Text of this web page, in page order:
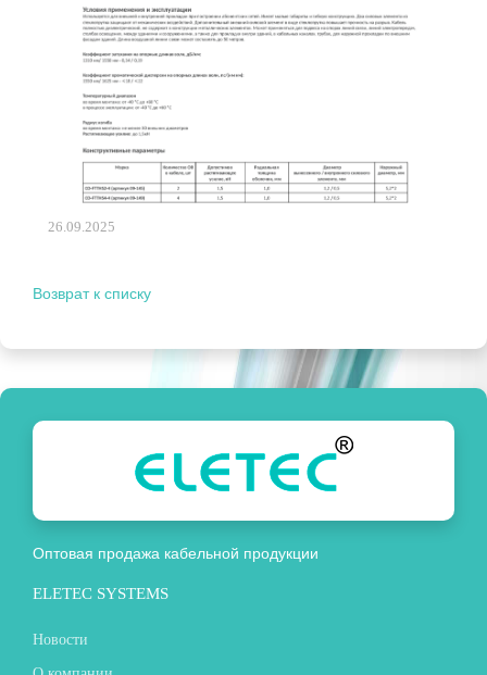
26.09.2025
Возврат к списку
Оптовая продажа кабельной продукции
ELETEC SYSTEMS
Новости